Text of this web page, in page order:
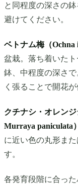
と同程度の深さの
避けてください。
ベトナム梅（Ochna
盆栽。落ち着いた
鉢、中程度の深さ
く張ることで開花が
クチナシ・オレンジ
Murraya paniculata）
に近い色の丸形ま
す。
各発育段階に合っ